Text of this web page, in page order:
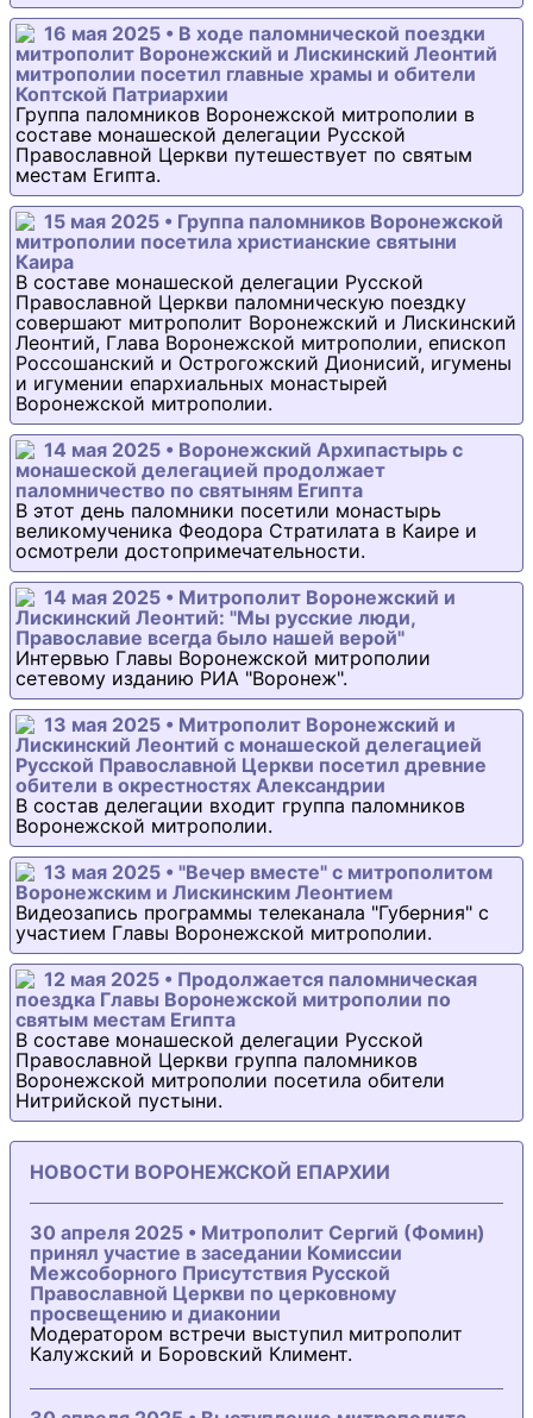
16 мая 2025 • В ходе паломнической поездки
митрополит Воронежский и Лискинский Леонтий
митрополии посетил главные храмы и обители
Коптской Патриархии
Группа паломников Воронежской митрополии в
составе монашеской делегации Русской
Православной Церкви путешествует по святым
местам Египта.
15 мая 2025 • Группа паломников Воронежской
митрополии посетила христианские святыни
Каира
В составе монашеской делегации Русской
Православной Церкви паломническую поездку
совершают митрополит Воронежский и Лискинский
Леонтий, Глава Воронежской митрополии, епископ
Россошанский и Острогожский Дионисий, игумены
и игумении епархиальных монастырей
Воронежской митрополии.
14 мая 2025 • Воронежский Архипастырь с
монашеской делегацией продолжает
паломничество по святыням Египта
В этот день паломники посетили монастырь
великомученика Феодора Стратилата в Каире и
осмотрели достопримечательности.
14 мая 2025 • Митрополит Воронежский и
Лискинский Леонтий: "Мы русские люди,
Православие всегда было нашей верой"
Интервью Главы Воронежской митрополии
сетевому изданию РИА "Воронеж".
13 мая 2025 • Митрополит Воронежский и
Лискинский Леонтий с монашеской делегацией
Русской Православной Церкви посетил древние
обители в окрестностях Александрии
В состав делегации входит группа паломников
Воронежской митрополии.
13 мая 2025 • "Вечер вместе" с митрополитом
Воронежским и Лискинским Леонтием
Видеозапись программы телеканала "Губерния" с
участием Главы Воронежской митрополии.
12 мая 2025 • Продолжается паломническая
поездка Главы Воронежской митрополии по
святым местам Египта
В составе монашеской делегации Русской
Православной Церкви группа паломников
Воронежской митрополии посетила обители
Нитрийской пустыни.
НОВОСТИ ВОРОНЕЖСКОЙ ЕПАРХИИ
30 апреля 2025 • Митрополит Сергий (Фомин)
принял участие в заседании Комиссии
Межсоборного Присутствия Русской
Православной Церкви по церковному
просвещению и диаконии
Модератором встречи выступил митрополит
Калужский и Боровский Климент.